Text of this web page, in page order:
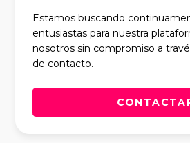
Estamos buscando
entusiastas para nuestra
nosotros sin compromiso a
de contacto.